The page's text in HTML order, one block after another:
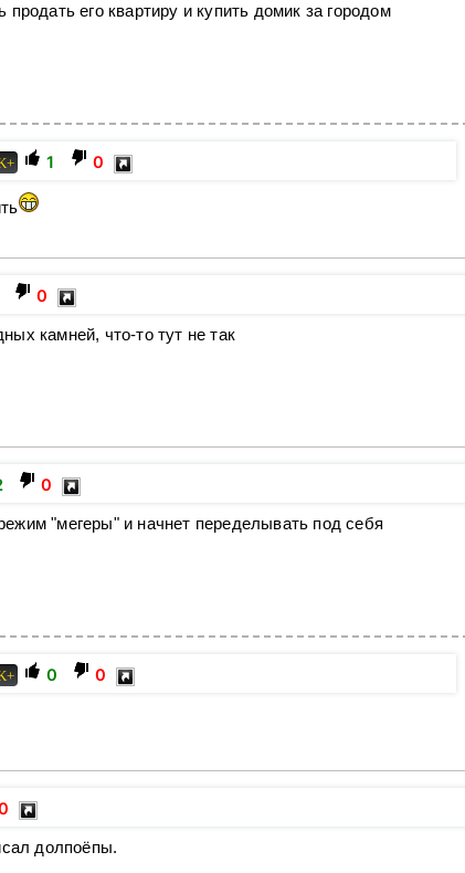
его квартиру и купить домик за городом
1 0
0
камней, что-то тут не так
0
"мегеры" и начнет переделывать под себя
0 0
долпоёпы.